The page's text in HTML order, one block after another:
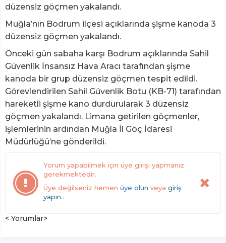
düzensiz göçmen yakalandı.
Muğla’nın Bodrum ilçesi açıklarında şişme kanoda 3
düzensiz göçmen yakalandı.
Önceki gün sabaha karşı Bodrum açıklarında Sahil
Güvenlik İnsansız Hava Aracı tarafından şişme
kanoda bir grup düzensiz göçmen tespit edildi.
Görevlendirilen Sahil Güvenlik Botu (KB-71) tarafından
hareketli şişme kano durdurularak 3 düzensiz
göçmen yakalandı. Limana getirilen göçmenler,
işlemlerinin ardından Muğla İl Göç İdaresi
Müdürlüğü’ne gönderildi.
Yorum yapabilmek için üye girişi yapmanız
gerekmektedir.
Üye değilseniz hemen üye olun veya giriş
yapın..
< Yorumlar>